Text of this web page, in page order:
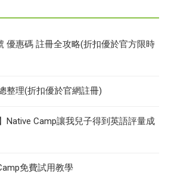
優惠碼 註冊全攻略(折扣優於官方限時
整理(折扣優於官網註冊)
Native Camp讓我兒子得到英語評量成
免費試用教學